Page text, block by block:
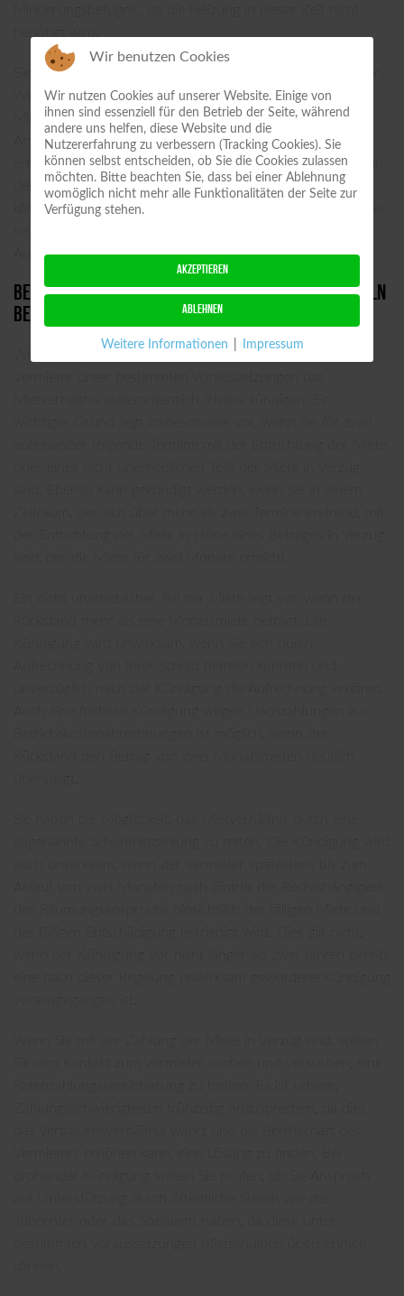
Minderungsbefugnis, da die Heizung in dieser Zeit nicht
benötigt wird.
Sie sind verpflichtet, dem Vermieter den Mangel anzuzeigen.
Wenn Sie diese Anzeige unterlassen, können Sie Ihre
Minderungsrechte verlieren. Der Vermieter hat den
Anspruch, die Heizung zu reparieren, damit die
erforderlichen Mindesttemperaturen erreicht werden. Wenn
der Vermieter mit der Mangelbeseitigung in Verzug ist,
können Sie unter bestimmten Voraussetzungen den Mangel
Aufwendungen verlangen.
Beratung zu Nachzahlungen und Verhaltensregeln
bei drohender Kündigung wegen Mietschulden
Wenn Sie mit der Miete in Verzug geraten, kann der
Vermieter unter bestimmten Voraussetzungen das
Mietverhältnis außerordentlich fristlos kündigen. Ein
wichtiger Grund liegt insbesondere vor, wenn Sie für zwei
aufeinander folgende Termine mit der Entrichtung der Miete
oder eines nicht unerheblichen Teils der Miete in Verzug
sind. Ebenso kann gekündigt werden, wenn Sie in einem
der Entrichtung der Miete in Höhe eines Betrages in Verzug
Ein nicht unerheblicher Teil der Miete liegt vor, wenn der
Rückstand mehr als eine Monatsmiete beträgt. Die
Kündigung wird unwirksam, wenn Sie sich durch
Aufrechnung von Ihrer Schuld befreien konnten und
unverzüglich nach der Kündigung die Aufrechnung erklären.
Auch eine fristlose Kündigung wegen Nachzahlungen aus
Betriebskostenabrechnungen ist möglich, wenn der
Rückstand den Betrag von zwei Monatsmieten deutlich
übersteigt.
Sie haben die Möglichkeit, das Mietverhältnis durch eine
sogenannte Schonfristzahlung zu retten. Die Kündigung wird
Ablauf von zwei Monaten nach Eintritt der Rechtshängigkeit
des Räumungsanspruchs hinsichtlich der fälligen Miete und
der fälligen Entschädigung befriedigt wird. Dies gilt nicht,
wenn der Kündigung vor nicht länger als zwei Jahren bereits
eine nach dieser Regelung unwirksam gewordene Kündigung
vorausgegangen ist.
Wenn Sie mit der Zahlung der Miete in Verzug sind, sollten
Ratenzahlungsvereinbarung zu treffen. Es ist ratsam,
Zahlungsschwierigkeiten frühzeitig anzusprechen, da dies
Vermieters erhöhen kann, eine Lösung zu finden. Bei
drohender Kündigung sollten Sie prüfen, ob Sie Anspruch
auf Unterstützung durch öffentliche Stellen wie das
bestimmten Voraussetzungen Mietschulden übernehmen
Wir benutzen Cookies
Wir nutzen Cookies auf unserer Website. Einige von
ihnen sind essenziell für den Betrieb der Seite, während
andere uns helfen, diese Website und die
Nutzererfahrung zu verbessern (Tracking Cookies). Sie
können selbst entscheiden, ob Sie die Cookies zulassen
möchten. Bitte beachten Sie, dass bei einer Ablehnung
womöglich nicht mehr alle Funktionalitäten der Seite zur
Verfügung stehen.
AKZEPTIEREN
ABLEHNEN
Weitere Informationen Impressum